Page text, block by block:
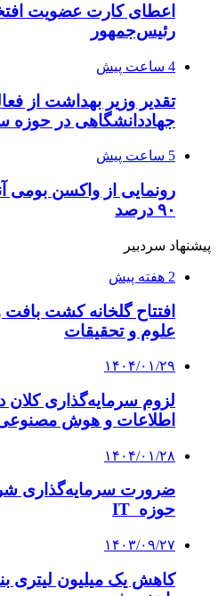
اعطای کارت عضویت
رئیس‌جمهور
4 ساعت پیش
تقدیر وزیر بهداشت از
جهاددانشگاهی در حوزه
5 ساعت پیش
رونمایی از واکسن بومی
۹۰ درصد
پیشنهاد سردبیر
2 هفته پیش
افتتاح گلخانه کشت بافت
علوم و تحقیقات
۱۴۰۴/۰۱/۲۹
لزوم سرمایه‌گذاری کلان
اطلاعات و هوش
۱۴۰۴/۰۱/۲۸
ضرورت سرمایه‌گذاری
حوزه IT
۱۴۰۳/۰۹/۲۷
کاهش یک میلیون لیتری